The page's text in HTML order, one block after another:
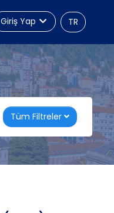
TR
Giriş Yap
Tüm Filtreler